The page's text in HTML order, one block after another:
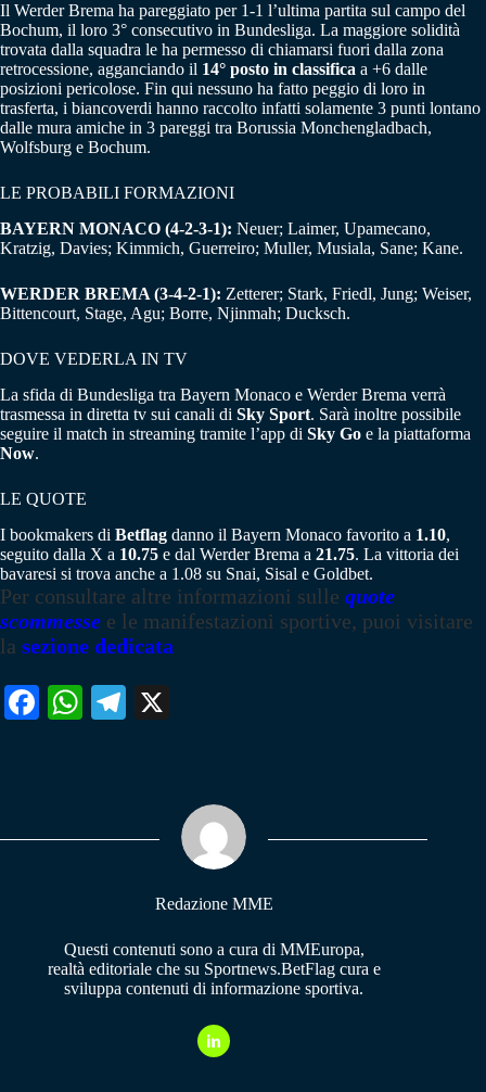
Il Werder Brema ha pareggiato per 1-1 l’ultima partita sul campo del
Bochum, il loro 3° consecutivo in Bundesliga. La maggiore solidità
trovata dalla squadra le ha permesso di chiamarsi fuori dalla zona
retrocessione, agganciando il 14° posto in classifica a +6 dalle
posizioni pericolose. Fin qui nessuno ha fatto peggio di loro in
trasferta, i biancoverdi hanno raccolto infatti solamente 3 punti lontano
dalle mura amiche in 3 pareggi tra Borussia Monchengladbach,
Wolfsburg e Bochum.
LE PROBABILI FORMAZIONI
BAYERN MONACO (4-2-3-1): Neuer; Laimer, Upamecano,
Kratzig, Davies; Kimmich, Guerreiro; Muller, Musiala, Sane; Kane.
WERDER BREMA (3-4-2-1): Zetterer; Stark, Friedl, Jung; Weiser,
Bittencourt, Stage, Agu; Borre, Njinmah; Ducksch.
DOVE VEDERLA IN TV
La sfida di Bundesliga tra Bayern Monaco e Werder Brema verrà
trasmessa in diretta tv sui canali di Sky Sport. Sarà inoltre possibile
seguire il match in streaming tramite l’app di Sky Go e la piattaforma
Now.
LE QUOTE
I bookmakers di Betflag danno il Bayern Monaco favorito a 1.10,
seguito dalla X a 10.75 e dal Werder Brema a 21.75. La vittoria dei
bavaresi si trova anche a 1.08 su Snai, Sisal e Goldbet.
Per consultare altre informazioni sulle quote
scommesse e le manifestazioni sportive, puoi visitare
la sezione dedicata
Fa W
pp
Te
m
Redazione MME
Questi contenuti sono a cura di MMEuropa,
realtà editoriale che su Sportnews.BetFlag cura e
sviluppa contenuti di informazione sportiva.